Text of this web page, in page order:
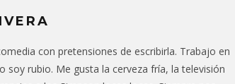
con pretensiones de escribirla. Trabajo en
soy rubio. Me gusta la cerveza fría, la televisión